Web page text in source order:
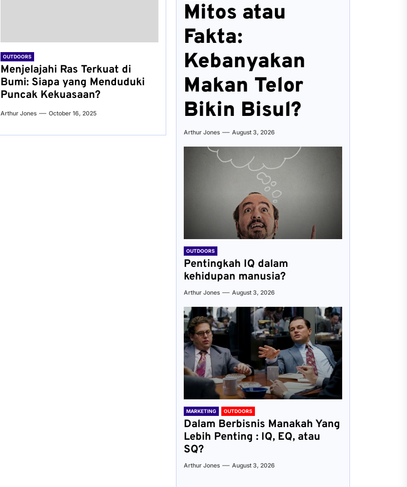
OUTDOORS
Menjelajahi Ras Terkuat di
Bumi: Siapa yang Menduduki
Puncak Kekuasaan?
Arthur Jones October 16, 2025
Mitos atau
Fakta:
Kebanyakan
Makan Telor
Bikin Bisul?
Arthur Jones August 3, 2026
OUTDOORS
Pentingkah IQ dalam
kehidupan manusia?
Arthur Jones August 3, 2026
MARKETING OUTDOORS
Dalam Berbisnis Manakah Yang
Lebih Penting : IQ, EQ, atau
SQ?
Arthur Jones August 3, 2026